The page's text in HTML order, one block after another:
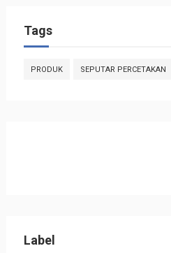
Tags
PRODUK SEPUTAR PERCETAKAN
Label